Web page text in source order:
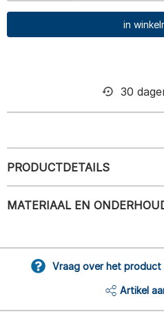
in
30
PRODUCTDETAILS
MATERIAAL EN
Vraag over het product
Artikel